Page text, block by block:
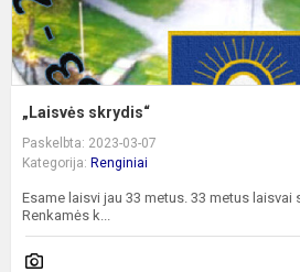
„Laisvės skrydis“
Paskelbta: 2023-03-07
Kategorija: Renginiai
Esame laisvi jau 33 metus. 33 metus
Renkamės k...